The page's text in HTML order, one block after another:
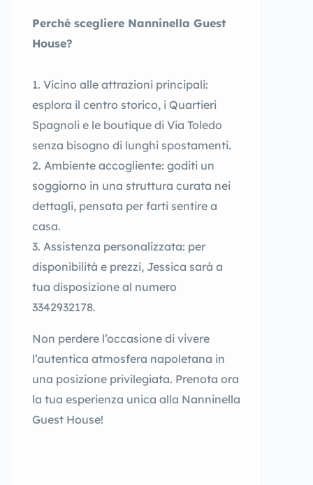
Perché scegliere Nanninella Guest
House?
Vicino alle attrazioni principali:
esplora il centro storico, i Quartieri
Spagnoli e le boutique di Via Toledo
senza bisogno di lunghi spostamenti.
Ambiente accogliente: goditi un
soggiorno in una struttura curata nei
dettagli, pensata per farti sentire a
casa.
Assistenza personalizzata: per
disponibilità e prezzi, Jessica sarà a
tua disposizione al numero
3342932178.
Non perdere l’occasione di vivere
l’autentica atmosfera napoletana in
una posizione privilegiata. Prenota ora
la tua esperienza unica alla Nanninella
Guest House!